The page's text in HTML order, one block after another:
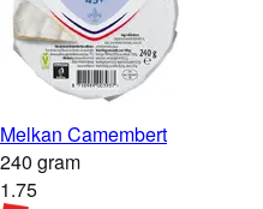
Melkan Camembert
240 gram
1.75